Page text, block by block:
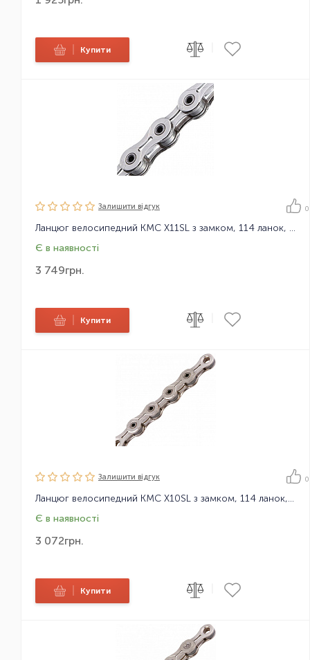
Купити
Залишити вiдгук 0
Ланцюг велосипедний KMC X11SL з замком, 114 ланок, 11 зірок
Є в наявності
3 749грн.
Купити
Залишити вiдгук 0
Ланцюг велосипедний KMC X10SL з замком, 114 ланок, 10 зірок
Є в наявності
3 072грн.
Купити